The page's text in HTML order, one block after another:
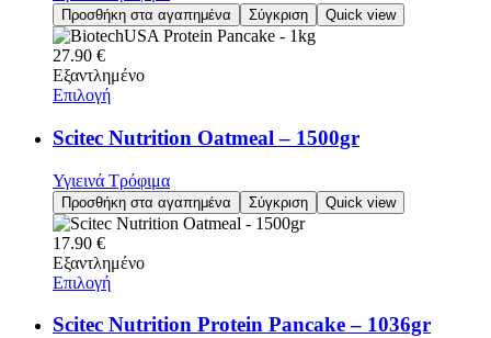
Προσθήκη στα αγαπημένα Σύγκριση Quick view
27.90 €
Εξαντλημένο
Επιλογή
Scitec Nutrition Oatmeal – 1500gr
Υγιεινά Τρόφιμα
Προσθήκη στα αγαπημένα Σύγκριση Quick view
17.90 €
Εξαντλημένο
Επιλογή
Scitec Nutrition Protein Pancake – 1036gr